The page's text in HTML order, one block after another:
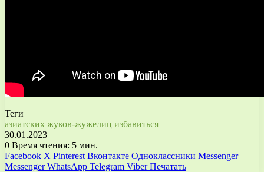
Теги
азиатских жуков-жужелиц избавиться
30.01.2023
0 Время чтения: 5 мин.
Facebook X Pinterest Вконтакте Одноклассники Messenger
Messenger WhatsApp Telegram Viber Печатать